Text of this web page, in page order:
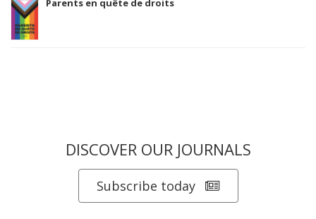
Parents en quête de droits
DISCOVER OUR JOURNALS
Subscribe today